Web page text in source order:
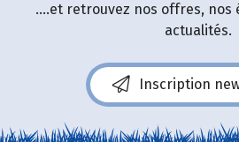
....et retrouvez nos offres, nos
actualités.
Inscription